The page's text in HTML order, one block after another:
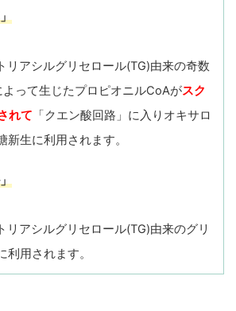
アシルグリセロール(TG)由来の奇数
って生じたプロピオニルCoAがスク
れて 「クエン酸回路」に入りオキサロ
生に利用されます。
アシルグリセロール(TG)由来のグリ
利用されます。